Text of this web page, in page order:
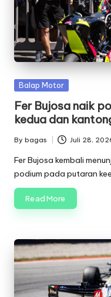
Posted
Balap Motor
Fer Bujosa naik
kedua dan
Posted
by
By bagas Juli 28,
Fer Bujosa kembali
podium pada putaran
Read More